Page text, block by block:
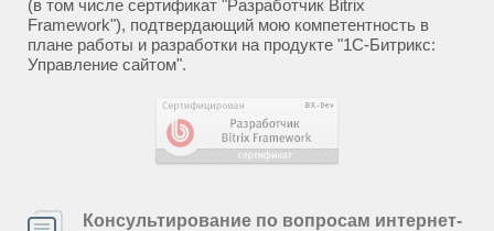
(в том числе сертификат "Разработчик Bitrix
Framework"), подтвердающий мою компетентность в
плане работы и разработки на продукте "1С-Битрикс:
Управление сайтом".
Консультирование по вопросам интернет-